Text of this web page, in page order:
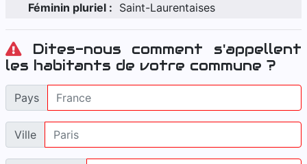
Féminin pluriel : Saint-Laurentaises
Dites-nous comment s'appellent
les habitants de votre commune ?
Pays
Ville